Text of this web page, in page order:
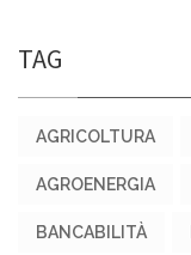
TAG
AGRICOLTURA
AGROENERGIA
BANCABILITÀ